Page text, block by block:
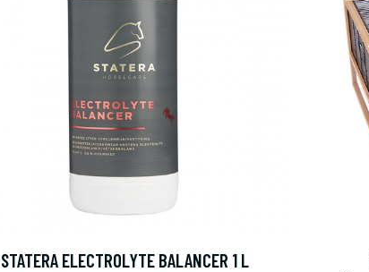
STATERA ELECTROLYTE BALANCER 1 L